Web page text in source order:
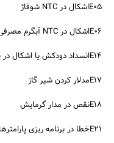
E05اشکال در NTC شوفاژ
E06اشکال در NTC آبگرم مصرفی
E14انسداد دودکش یا اشکال در پرشرسوئیچ دود
E17مدلار کردن شیر گاز
E18نقص در مدار گرمایش
E21خطا در برنامه ریزی پارامترها و یا از بین رفتن حافظه (خطای داخلی برد)